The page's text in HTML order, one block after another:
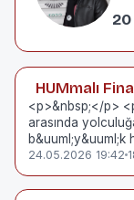
20
HUMmalı
<p>&nbsp;</p>
arasında
24.05.2026 19:42